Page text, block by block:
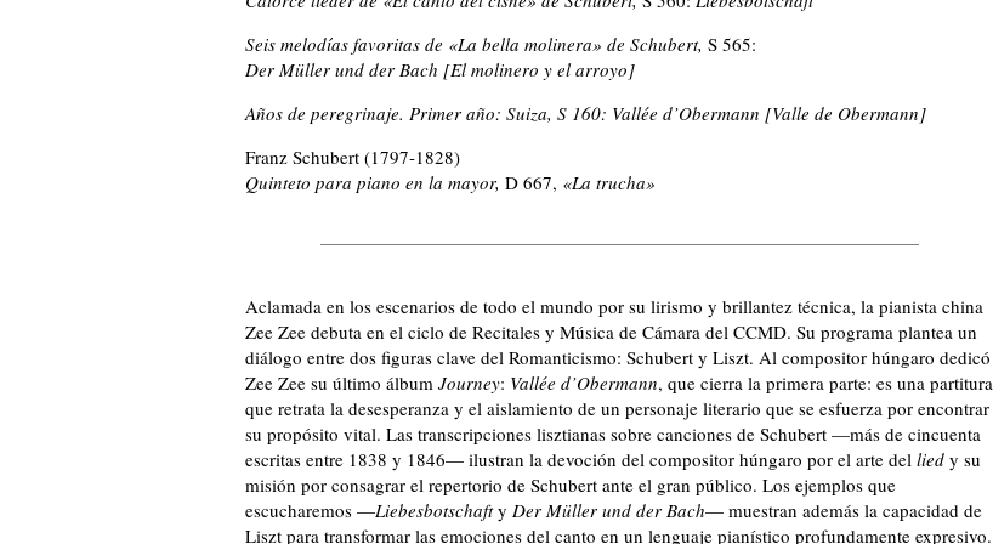
Seis melodías favoritas de «La bella molinera» de Schubert, S 565:
Der Müller und der Bach [El molinero y el arroyo]
Años de peregrinaje. Primer año: Suiza, S 160: Vallée d’Obermann [Valle de Obermann]
Franz Schubert (1797-1828)
Quinteto para piano en la mayor, D 667, «La trucha»
Aclamada en los escenarios de todo el mundo por su lirismo y brillantez técnica, la pianista china
Zee Zee debuta en el ciclo de Recitales y Música de Cámara del CCMD. Su programa plantea un
diálogo entre dos figuras clave del Romanticismo: Schubert y Liszt. Al compositor húngaro dedicó
Zee Zee su último álbum Journey: Vallée d’Obermann, que cierra la primera parte: es una partitura
que retrata la desesperanza y el aislamiento de un personaje literario que se esfuerza por encontrar
su propósito vital. Las transcripciones lisztianas sobre canciones de Schubert —­más de cincuenta
escritas entre 1838 y 1846­— ilustran la devoción del compositor húngaro por el arte del lied y su
misión por consagrar el repertorio de Schubert ante el gran público. Los ejemplos que
escucharemos —Liebesbotschafty Der Müller und der Bach—­ muestran además la capacidad de
Liszt para transformar las emociones del canto en un lenguaje pianístico profundamente expresivo.